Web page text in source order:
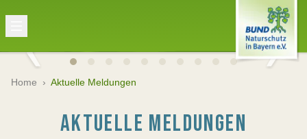
Home › Aktuelle Meldungen
AKTUELLE MELDUNGEN